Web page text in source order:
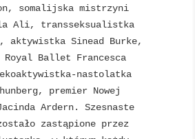
somalijska mistrzyni
Ali, transseksualistka
aktywistka Sinead Burke,
Ballet Francesca
nastolatka
premier Nowej
Ardern. Szesnaste
zastąpione przez